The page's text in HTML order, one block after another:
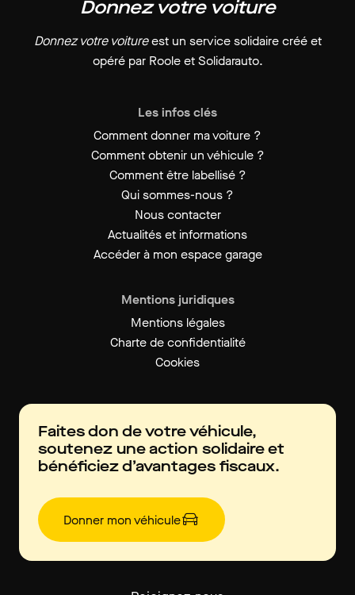
Donnez votre voiture
Donnez votre voitureest un service solidaire créé et
opéré par Roole et Solidarauto.
Les infos clés
Comment donner ma voiture ?
Comment obtenir un véhicule ?
Comment être labellisé ?
Qui sommes-nous ?
Nous contacter
Actualités et informations
Accéder à mon espace garage
Mentions juridiques
Mentions légales
Charte de confidentialité
Cookies
Faites don de votre véhicule,
soutenez une action solidaire et
bénéficiez d’avantages fiscaux.
Donner mon véhicule